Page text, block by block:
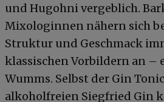
und Hugohni vergeblich.
Mixologinnen nähern sich
Struktur und Geschmack
klassischen Vorbildern an –
Wumms. Selbst der Gin
alkoholfreien Siegfried Gin